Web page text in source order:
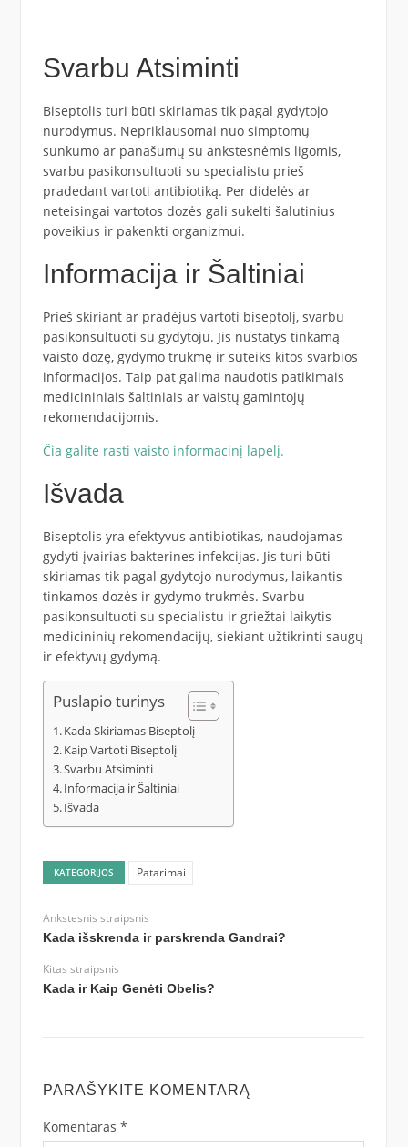
Svarbu Atsiminti
Biseptolis turi būti skiriamas tik pagal gydytojo
nurodymus. Nepriklausomai nuo simptomų
sunkumo ar panašumų su ankstesnėmis ligomis,
svarbu pasikonsultuoti su specialistu prieš
pradedant vartoti antibiotiką. Per didelės ar
neteisingai vartotos dozės gali sukelti šalutinius
poveikius ir pakenkti organizmui.
Informacija ir Šaltiniai
Prieš skiriant ar pradėjus vartoti biseptolį, svarbu
pasikonsultuoti su gydytoju. Jis nustatys tinkamą
vaisto dozę, gydymo trukmę ir suteiks kitos svarbios
informacijos. Taip pat galima naudotis patikimais
medicininiais šaltiniais ar vaistų gamintojų
rekomendacijomis.
Čia galite rasti vaisto informacinį lapelį.
Išvada
Biseptolis yra efektyvus antibiotikas, naudojamas
gydyti įvairias bakterines infekcijas. Jis turi būti
skiriamas tik pagal gydytojo nurodymus, laikantis
tinkamos dozės ir gydymo trukmės. Svarbu
pasikonsultuoti su specialistu ir griežtai laikytis
medicininių rekomendacijų, siekiant užtikrinti saugų
ir efektyvų gydymą.
Puslapio turinys
Kada Skiriamas Biseptolį
Kaip Vartoti Biseptolį
Svarbu Atsiminti
Informacija ir Šaltiniai
Išvada
KATEGORIJOS Patarimai
Ankstesnis straipsnis
Kada išskrenda ir parskrenda Gandrai?
Kitas straipsnis
Kada ir Kaip Genėti Obelis?
PARAŠYKITE KOMENTARĄ
Komentaras *